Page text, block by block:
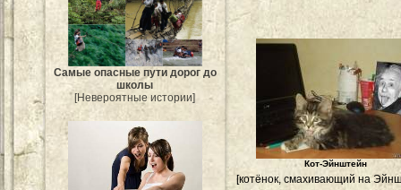
Самые опасные пути дорог до
школы
[Невероятные истории]
Кот-Эйнштейн
[котёнок, смахивающий на